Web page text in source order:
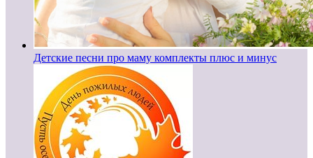
Детские песни про маму комплекты плюс и минус